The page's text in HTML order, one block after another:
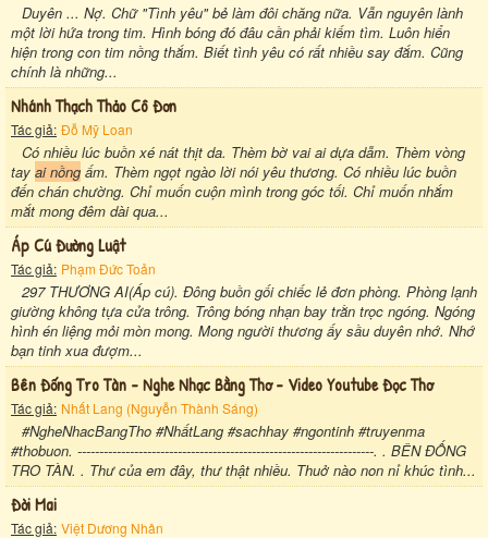
Duyên ... Nợ. Chữ "Tình yêu" bẻ làm đôi chăng nữa. Vẫn nguyên lành
một lời hứa trong tim. Hình bóng đó đâu cần phải kiếm tìm. Luôn hiển
hiện trong con tim nồng thắm. Biết tình yêu có rất nhiều say đắm. Cũng
chính là những...
Nhánh Thạch Thảo Cô Đơn
Tác giả: Đỗ Mỹ Loan
Có nhiều lúc buồn xé nát thịt da. Thèm bờ vai ai dựa dẫm. Thèm vòng
tay ai nồng ấm. Thèm ngọt ngào lời nói yêu thương. Có nhiều lúc buồn
đến chán chường. Chỉ muốn cuộn mình trong góc tối. Chỉ muốn nhắm
mắt mong đêm dài qua...
Áp Cú Đường Luật
Tác giả: Phạm Đức Toản
297 THƯƠNG AI(Áp cú). Đông buồn gối chiếc lẻ đơn phòng. Phòng lạnh
giường không tựa cửa trông. Trông bóng nhạn bay trằn trọc ngóng. Ngóng
hình én liệng mỏi mòn mong. Mong người thương ấy sầu duyên nhớ. Nhớ
bạn tinh xua đượm...
Bên Đống Tro Tàn - Nghe Nhạc Bằng Thơ - Video Youtube Đọc Thơ
Tác giả: Nhất Lang (Nguyễn Thành Sáng)
#NgheNhacBangTho #NhấtLang #sachhay #ngontinh #truyenma
#thobuon. --------------------------------------------------------------------. . BÊN ĐỐNG
TRO TÀN. . Thư của em đây, thư thật nhiều. Thuở nào non nỉ khúc tình...
Đời Mai
Tác giả: Việt Dương Nhân